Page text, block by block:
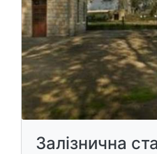
Залізнична